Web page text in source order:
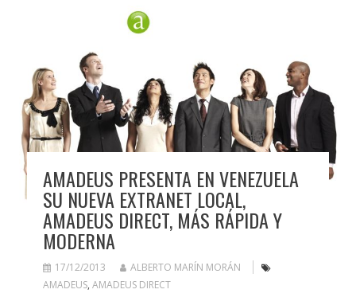
AMADEUS PRESENTA EN VENEZUELA
SU NUEVA EXTRANET LOCAL,
AMADEUS DIRECT, MÁS RÁPIDA Y
MODERNA
17/12/2013
ALBERTO MARÍN MORÁN
AMADEUS, AMADEUS DIRECT